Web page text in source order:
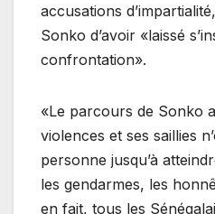
accusations
Sonko d’avoir «laissé
confrontation».
«Le parcours de Sonko
violences et ses saillies
personne jusqu’à
les gendarmes, les
en fait, tous les